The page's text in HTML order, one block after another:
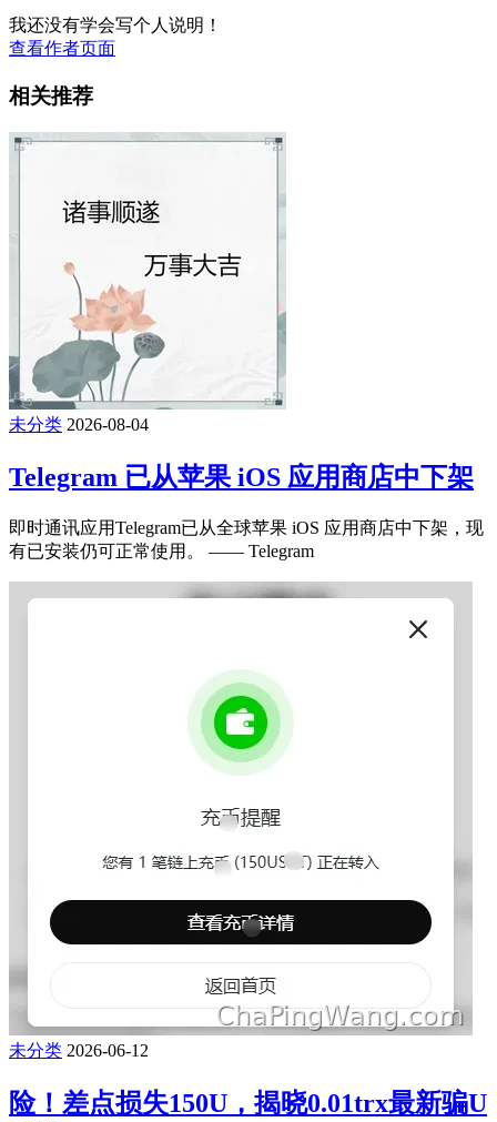
我还没有学会写个人说明！
查看作者页面
相关推荐
未分类 2026-08-04
Telegram 已从苹果 iOS 应用商店中下架
即时通讯应用Telegram已从全球苹果 iOS 应用商店中下架，现
有已安装仍可正常使用。 —— Telegram
未分类 2026-06-12
险！差点损失150U，揭晓0.01trx最新骗U